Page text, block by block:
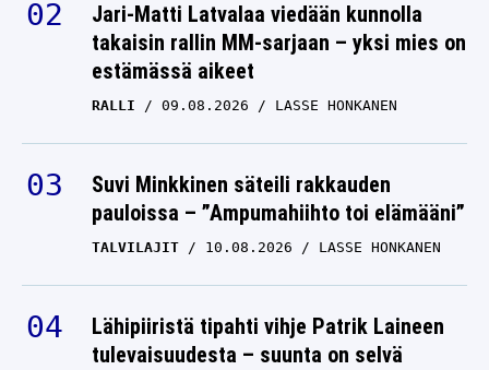
Jari-Matti Latvalaa viedään kunnolla
takaisin rallin MM-sarjaan – yksi mies on
estämässä aikeet
RALLI 09.08.2026 LASSE HONKANEN
Suvi Minkkinen säteili rakkauden
pauloissa – ”Ampumahiihto toi elämääni”
TALVILAJIT 10.08.2026 LASSE HONKANEN
Lähipiiristä tipahti vihje Patrik Laineen
tulevaisuudesta – suunta on selvä